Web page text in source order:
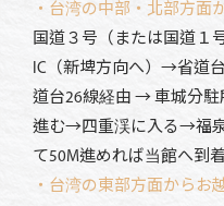
・台湾の中部・北部方面
国道３号（または国道１
IC（新埤方向へ）→省道
道台26線経由 → 車城分駐
進む→四重渓に入る→福
て50M進めれば当館へ到着
・台湾の東部方面からお